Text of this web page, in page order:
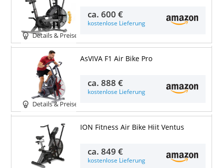
Details & Preise
ca.600 €
kostenlose Lieferung
Details & Preise
AsVIVA F1 Air Bike Pro
ca.888 €
kostenlose Lieferung
ION Fitness Air Bike Hiit Ventus
ca.849 €
kostenlose Lieferung